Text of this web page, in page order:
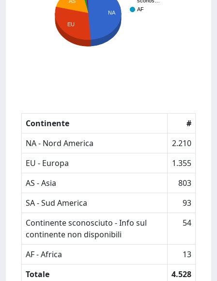
AF
NA
EU
Continente
#
NA - Nord America
2.210
EU - Europa
1.355
AS - Asia
803
SA - Sud America
93
Continente sconosciuto - Info sul
continente non disponibili
54
AF - Africa
13
Totale
4.528